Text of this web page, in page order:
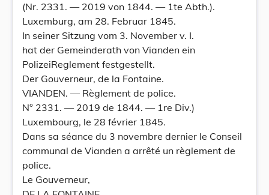
(Nr. 2331. — 2019 von 1844. — 1te Abth.).
Luxemburg, am 28. Februar 1845.
In seiner Sitzung vom 3. November v. I.
hat der Gemeinderath von Vianden ein
PolizeiReglement festgestellt.
Der Gouverneur, de la Fontaine.
VIANDEN. — Règlement de police.
N° 2331. — 2019 de 1844. — 1re Div.)
Luxembourg, le 28 février 1845.
Dans sa séance du 3 novembre dernier le Conseil
communal de Vianden a arrêté un règlement de
police.
Le Gouverneur,